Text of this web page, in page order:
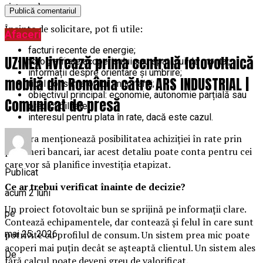
sistemul.
Înainte de solicitare, pot fi utile:
facturi recente de energie;
fotografii ale acoperișului sau spațiului de montaj;
informații despre orientare și umbrire;
tipul consumatorilor importanți;
obiectivul principal: economie, autonomie parțială sau
predictibilitate;
interesul pentru plata în rate, dacă este cazul.
Trevora menționează posibilitatea achiziției în rate prin
parteneri bancari, iar acest detaliu poate conta pentru cei
care vor să planifice investiția etapizat.
Ce ar trebui verificat înainte de decizie?
Un proiect fotovoltaic bun se sprijină pe informații clare.
Contează echipamentele, dar contează și felul în care sunt
potrivite cu profilul de consum. Un sistem prea mic poate
acoperi mai puțin decât se așteaptă clientul. Un sistem ales
Afaceri
UZINEX livrează prima centrală fotovoltaică
mobilă din România către ARS INDUSTRIAL |
Comunicat de presă
Publicat
acum 2 luni
pe
mai 25, 2026
De